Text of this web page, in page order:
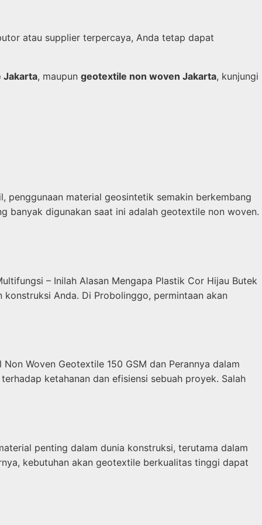
atau supplier terpercaya, Anda tetap dapat
Jakarta, maupun geotextile non woven Jakarta, kunjungi
penggunaan material geosintetik semakin berkembang
banyak digunakan saat ini adalah geotextile non woven.
– Inilah Alasan Mengapa Plastik Cor Hijau Butek
Anda. Di Probolinggo, permintaan akan
Woven Geotextile 150 GSM dan Perannya dalam
ketahanan dan efisiensi sebuah proyek. Salah
penting dalam dunia konstruksi, terutama dalam
kebutuhan akan geotextile berkualitas tinggi dapat